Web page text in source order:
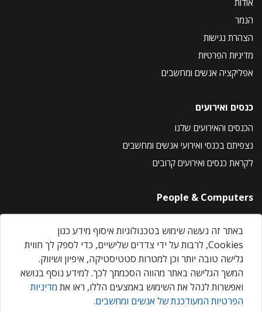
הנמר
הצהרת נגישות
מדיניות הפרטיות
אפליקציה אנשים ומחשבים
כנסים ואירועים
הכנסים והאירועים שלנו
נצפיתם בכנסי ואירועי אנשים ומחשבים
לקראת כנסים ואירועים קרובים
People & Computers
About Us
Privacy Policy
Contact Us
Our Events
באתר זה נעשה שימוש בטכנולוגיות איסוף מידע כגון
Cookies, לרבות על ידי צדדים שלישיים, כדי לספק לך חווית
גלישה טובה יותר וכן למטרות סטטיסטיקה, איפיון ושיווק.
המשך הגלישה באתר מהווה הסכמתך לכך. למידע נוסף בנושא
ואפשרות לנהל את השימוש באמצעים הללו, ראו את מדיניות
הפרטיות המעודכנת של אנשים ומחשבים.